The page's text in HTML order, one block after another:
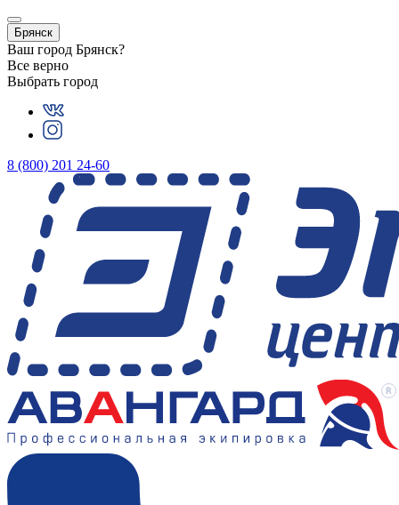
Брянск
Ваш город Брянск?
Все верно
Выбрать город
8 (800) 201 24-60